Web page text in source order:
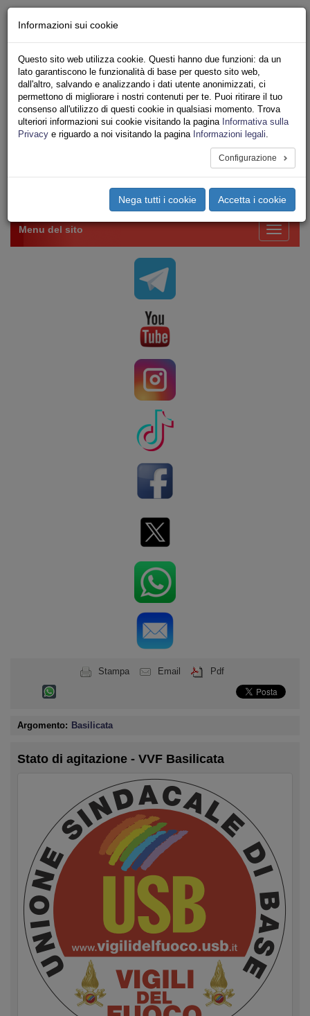
Iscriviti Online
Ricerca
Area Stampa
Privacy
VV.F.
UNIONE SINDACALE DI BASE SETTORE VIGILI
Toggle
Menu del sito
Stampa Email Pdf
Argomento: Basilicata
Stato di agitazione - VVF Basilicata
Informazioni sui cookie
Questo sito web utilizza cookie. Questi hanno due funzioni: da un
lato garantiscono le funzionalità di base per questo sito web,
dall'altro, salvando e analizzando i dati utente anonimizzati, ci
permettono di migliorare i nostri contenuti per te. Puoi ritirare il tuo
consenso all'utilizzo di questi cookie in qualsiasi momento. Trova
ulteriori informazioni sui cookie visitando la pagina Informativa sulla
Privacy e riguardo a noi visitando la pagina Informazioni legali.
Configurazione
Nega tutti i cookie Accetta i cookie